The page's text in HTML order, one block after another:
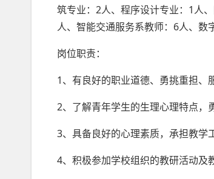
筑专业：2人、程序设计专业：1人
人、智能交通服务系教师：6人、
岗位职责：
1、有良好的职业道德、勇挑重担、
2、了解青年学生的生理心理特点，
3、具备良好的心理素质，承担教学
4、积极参加学校组织的教研活动及